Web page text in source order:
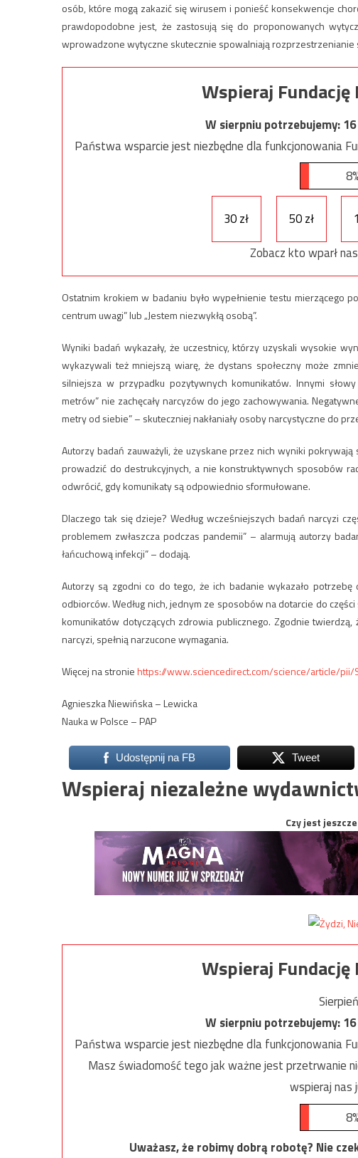
osób, które mogą zakazić się wirusem i ponieść konsekwencje
prawdopodobne jest, że zastosują się do proponowanych
wprowadzone wytyczne skutecznie spowalniają rozprzestrzenianie
Wspieraj Fundację
W sierpniu potrzebujemy:
Państwa wsparcie jest niezbędne dla funkcjonowania
8%
30 zł 50 zł
Zobacz kto wparł
Ostatnim krokiem w badaniu było wypełnienie testu mierzącego
centrum uwagi” lub „Jestem niezwykłą osobą”.
Wyniki badań wykazały, że uczestnicy, którzy uzyskali wysokie
wykazywali też mniejszą wiarę, że dystans społeczny może
silniejsza w przypadku pozytywnych komunikatów. Innymi
metrów” nie zachęcały narcyzów do jego zachowywania.
metry od siebie” – skuteczniej nakłaniały osoby narcystyczne do
Autorzy badań zauważyli, że uzyskane przez nich wyniki
prowadzić do destrukcyjnych, a nie konstruktywnych sposobów
odwrócić, gdy komunikaty są odpowiednio sformułowane.
Dlaczego tak się dzieje? Według wcześniejszych badań narcyzi
problemem zwłaszcza podczas pandemii” – alarmują autorzy
łańcuchową infekcji” – dodają.
Autorzy są zgodni co do tego, że ich badanie wykazało
odbiorców. Według nich, jednym ze sposobów na dotarcie do
komunikatów dotyczących zdrowia publicznego. Zgodnie
narcyzi, spełnią narzucone wymagania.
Więcej na stroniehttps://www.sciencedirect.com/science/article/
Agnieszka Niewińska – Lewicka
Nauka w Polsce – PAP
Udostępnij na FB Tweet
Wspieraj niezależne
Czy jest
Wspieraj Fundację
W sierpniu potrzebujemy:
Państwa wsparcie jest niezbędne dla funkcjonowania
Masz świadomość tego jak ważne jest przetrwanie
wspieraj nas
8%
Uważasz, że robimy dobrą robotę? Nie